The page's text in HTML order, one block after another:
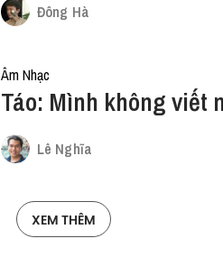
Đông Hà
Âm Nhạc
Táo: Mình không viết
Lê Nghĩa
XEM THÊM